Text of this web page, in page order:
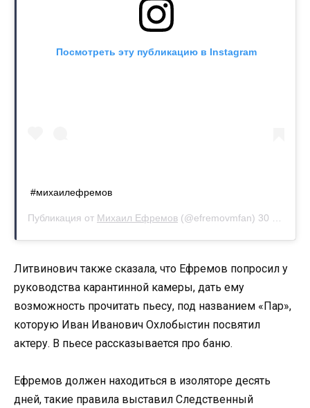
Посмотреть эту публикацию в Instagram
#михаилефремов
Публикация от Михаил Ефремов (@efremovmfan) 30 Авг 2020 в 6:47 PDT
Литвинович также сказала, что Ефремов попросил у
руководства карантинной камеры, дать ему
возможность прочитать пьесу, под названием «Пар»,
которую Иван Иванович Охлобыстин посвятил
актеру. В пьесе рассказывается про баню.
Ефремов должен находиться в изоляторе десять
дней, такие правила выставил Следственный